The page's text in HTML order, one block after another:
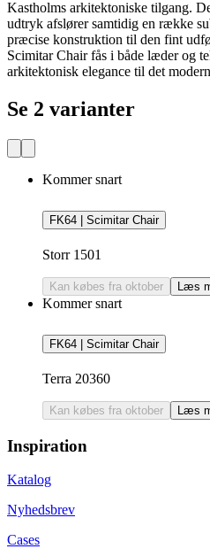
Kastholms arkitektoniske tilgang.
udtryk afslører samtidig en række
præcise konstruktion til den fint
Scimitar Chair fås i både læder og
arkitektonisk elegance til det
Se 2 varianter
Kommer snart
FK64 | Scimitar Chair
Storr 1501
Kan købes fra oktober Læs
Kommer snart
FK64 | Scimitar Chair
Terra 20360
Kan købes fra oktober Læs
Inspiration
Katalog
Nyhedsbrev
Cases